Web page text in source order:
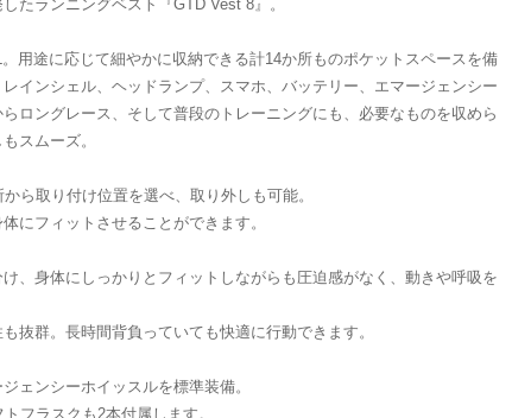
たランニングベスト『GTD Vest 8』。
用途に応じて細やかに収納できる計14か所ものポケットスペースを備
インシェル、ヘッドランプ、スマホ、バッテリー、エマージェンシー
ロングレース、そして普段のトレーニングにも、必要なものを収めら
スムーズ。
ら取り付け位置を選べ、取り外しも可能。
にフィットさせることができます。
、身体にしっかりとフィットしながらも圧迫感がなく、動きや呼吸を
抜群。長時間背負っていても快適に行動できます。
ェンシーホイッスルを標準装備。
フラスクも2本付属します。